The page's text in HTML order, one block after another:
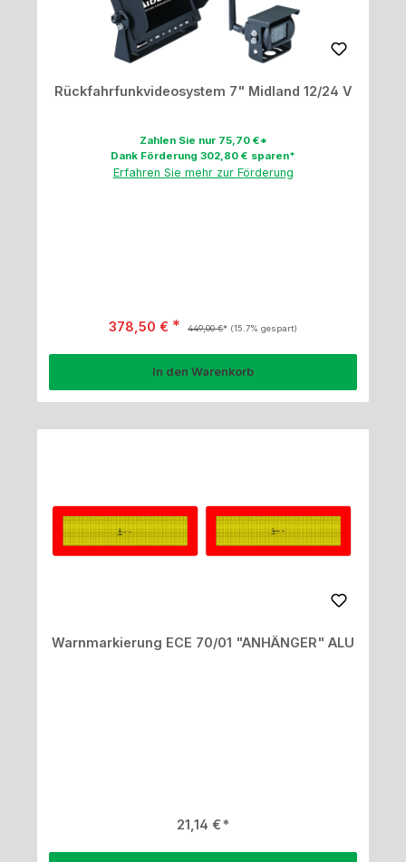
Rückfahrfunkvideosystem 7" Midland 12/24 V
Zahlen Sie nur 75,70 €*
Dank Förderung 302,80 € sparen*
Erfahren Sie mehr zur Förderung
Verkaufspreis:
378,50 € 449,00 € (15.7% gespart)
In den Warenkorb
Warnmarkierung ECE 70/01 "ANHÄNGER" ALU
Regulärer Preis:
21,14 €